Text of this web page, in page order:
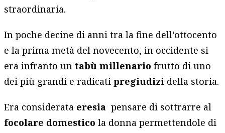
straordinaria.
In poche decine di anni tra la fine dell’ottocento
e la prima metà del novecento, in occidente si
era infranto un tabù millenario frutto di uno
dei più grandi e radicatipregiudizi della storia.
Era considerata eresia pensare di sottrarre al
focolare domestico la donna permettendole di